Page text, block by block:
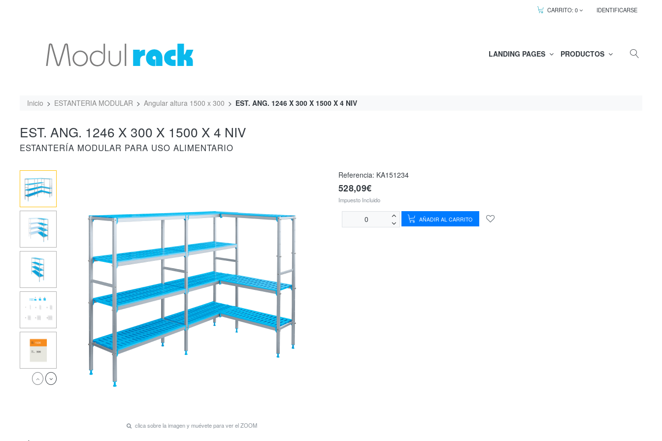
CARRITO:0 IDENTIFICARSE
LANDING PAGES PRODUCTOS
Inicio ESTANTERIA MODULAR Angular altura 1500 x 300 EST. ANG. 1246 X 300 X 1500 X 4 NIV
EST. ANG. 1246 X 300 X 1500 X 4 NIV
ESTANTERÍA MODULAR PARA USO ALIMENTARIO
clica sobre la imagen y muévete para ver el ZOOM
Referencia: KA151234
528,09€
Impuesto Incluido
AÑADIR AL CARRITO